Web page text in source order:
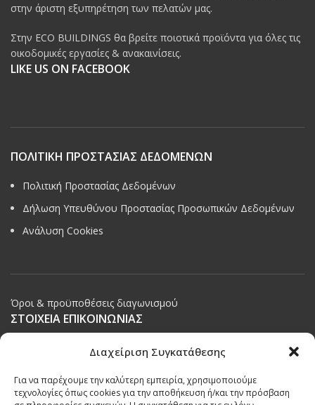
Διαχείριση Συγκατάθεσης
Για να παρέχουμε την καλύτερη εμπειρία, χρησιμοποιούμε
τεχνολογίες όπως cookies για την αποθήκευση ή/και την πρόσβαση
στην άριστη εξυπηρέτηση των πελατών μας.
Στην ECO BUILDINGS θα βρείτε ποιοτικά προϊόντα για όλες τις
οικοδομικές εργασίες & ανακαινίσεις.
LIKE US ON FACEBOOK
ΠΟΛΙΤΙΚΗ ΠΡΟΣΤΑΣΙΑΣ ΔΕΔΟΜΕΝΩΝ
Πολιτική Προστασίας Δεδομένων
Δήλωση Υπευθύνου Προστασίας Προσωπικών Δεδομένων
Ανάλυση Cookies
Όροι & προϋποθέσεις διαγωνισμού
ΣΤΟΙΧΕΙΑ ΕΠΙΚΟΙΝΩΝΙΑΣ
Παπαναστασίου 209,
Τηλ:231 030 9709,231 035 1630